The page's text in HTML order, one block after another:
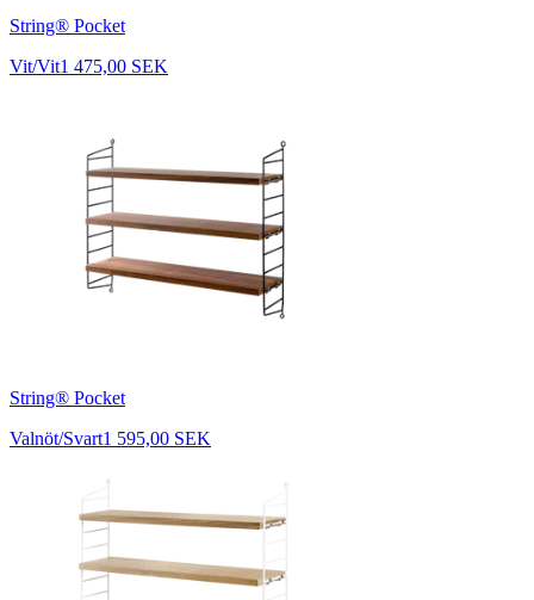
String® Pocket
Vit/Vit1 475,00 SEK
String® Pocket
Valnöt/Svart1 595,00 SEK